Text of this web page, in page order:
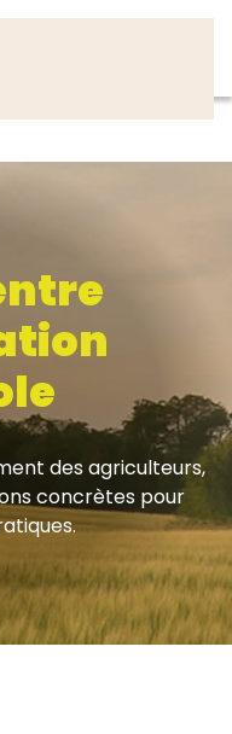
des agriculteurs,
concrètes pour